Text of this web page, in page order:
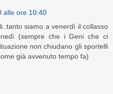
alle ore 10:40
siamo a venerdì il collasso
(sempre che i Geni che ci
non chiudano gli sportelli
già avvenuto tempo fa)